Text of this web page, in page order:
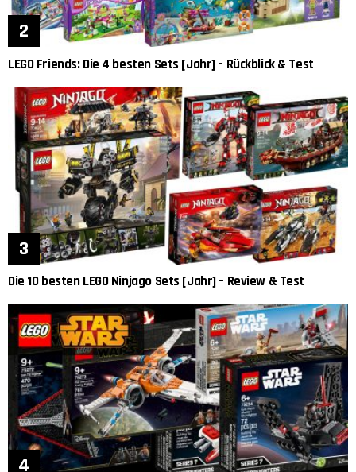
LEGO Friends: Die 4 besten Sets [Jahr] – Rückblick & Test
Die 10 besten LEGO Ninjago Sets [Jahr] – Review & Test